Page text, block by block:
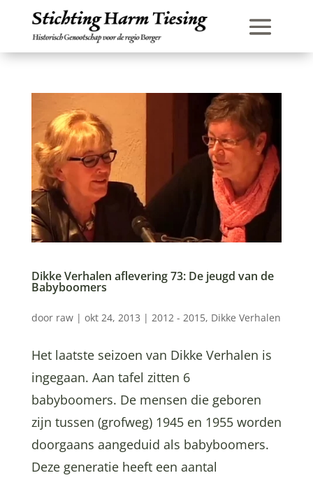
Dikke Verhalen aflevering 73: De jeugd van de
Babyboomers
door raw| okt 24, 2013 | 2012 - 2015, Dikke Verhalen
Het laatste seizoen van Dikke Verhalen is
ingegaan. Aan tafel zitten 6
babyboomers. De mensen die geboren
zijn tussen (grofweg) 1945 en 1955 worden
doorgaans aangeduid als babyboomers.
Deze generatie heeft een aantal